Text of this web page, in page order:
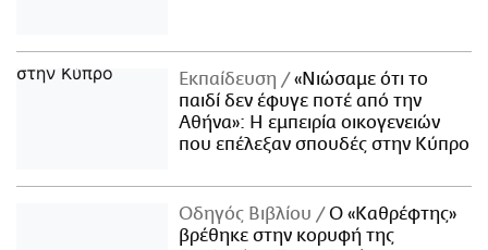
Εκπαίδευση
«Νιώσαμε ότι το
παιδί δεν έφυγε ποτέ από την
Αθήνα»: Η εμπειρία οικογενειών
που επέλεξαν σπουδές στην Κύπρο
Οδηγός Βιβλίου
Ο «Καθρέφτης»
βρέθηκε στην κορυφή της